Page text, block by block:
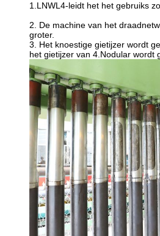
1.LNWL4-leidt het het gebruiks
2. De machine van het
groter.
3. Het knoestige gietijzer wordt
het gietijzer van 4.Nodular wordt